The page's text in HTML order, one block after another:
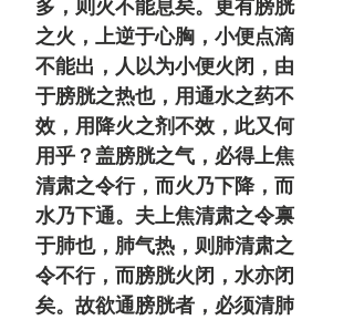
多，则火不能息矣。更有膀胱
之火，上逆于心胸，小便点滴
不能出，人以为小便火闭，由
于膀胱之热也，用通水之药不
效，用降火之剂不效，此又何
用乎？盖膀胱之气，必得上焦
清肃之令行，而火乃下降，而
水乃下通。夫上焦清肃之令禀
于肺也，肺气热，则肺清肃之
令不行，而膀胱火闭，水亦闭
矣。故欲通膀胱者，必须清肺